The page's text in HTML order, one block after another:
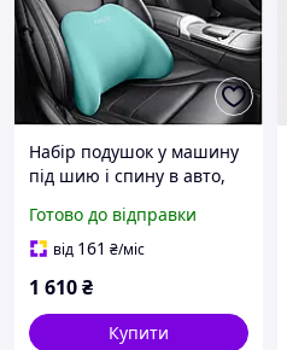
Набір подушок у машину
під шию і спину в авто,
спинку сидіння, блакитні
Готово до відправки
від 161 ₴/міс
1 610₴
Купити